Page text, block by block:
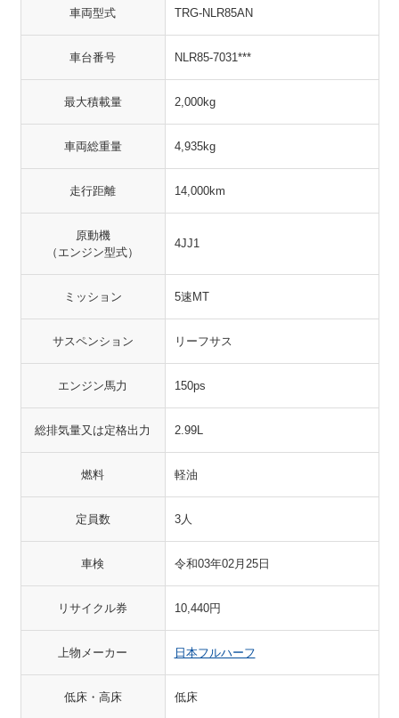
車両型式 TRG-NLR85AN
車台番号 NLR85-7031***
最大積載量 2,000kg
車両総重量 4,935kg
走行距離 14,000km
原動機
（エンジン型式）
4JJ1
ミッション 5速MT
サスペンション リーフサス
エンジン馬力 150ps
総排気量又は定格出力 2.99L
燃料 軽油
定員数 3人
車検 令和03年02月25日
リサイクル券 10,440円
上物メーカー 日本フルハーフ
低床・高床 低床